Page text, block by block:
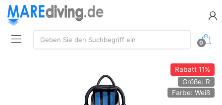
Suche:
Geben Sie den Suchbegriff ein
0
Rabatt11%
Größe: R
Farbe: Weiß